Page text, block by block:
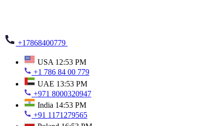
+17868400779
USA 12:53 PM
+1 786 84 00 779
UAE 13:53 PM
+971 8000320947
India 14:53 PM
+91 1171279565